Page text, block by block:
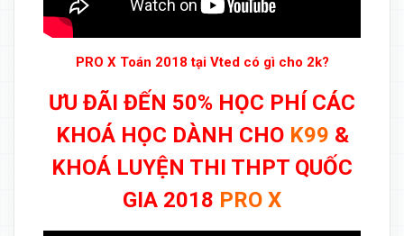
PRO X Toán 2018 tại Vted có gì cho 2k?
ƯU ĐÃI ĐẾN 50% HỌC PHÍ CÁC
KHOÁ HỌC DÀNH CHO K99 &
KHOÁ LUYỆN THI THPT QUỐC
GIA 2018 PRO X